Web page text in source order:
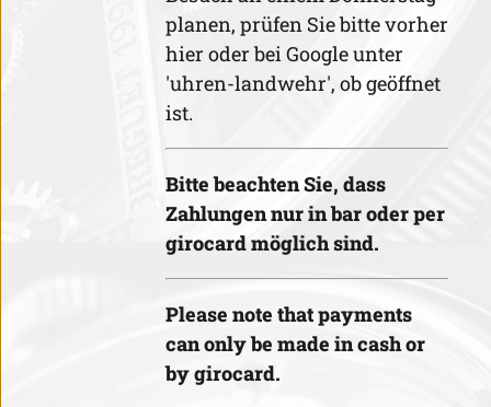
planen, prüfen Sie bitte vorher
hier oder bei Google unter
'uhren-landwehr', ob geöffnet
ist.
Bitte beachten Sie, dass
Zahlungen nur in bar oder per
girocard möglich sind.
Please note that payments
can only be made in cash or
by girocard.